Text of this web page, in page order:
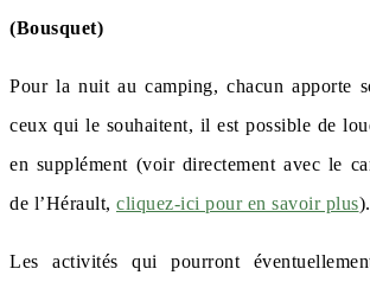
(Bousquet)
Pour la nuit au camping, chacun apporte
ceux qui le souhaitent, il est possible de
en supplément (voir directement avec le
de l’Hérault, cliquez-ici pour en savoir plus).
Les activités qui pourront